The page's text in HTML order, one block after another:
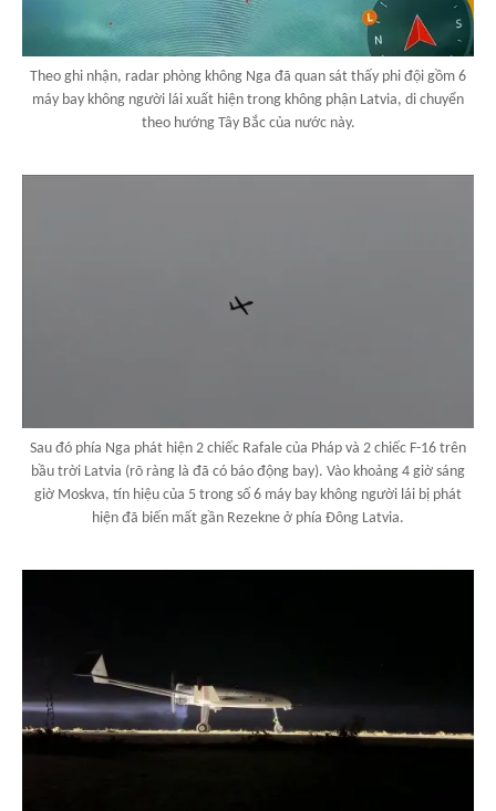
Theo ghi nhận, radar phòng không Nga đã quan sát thấy phi đội gồm 6
máy bay không người lái xuất hiện trong không phận Latvia, di chuyển
theo hướng Tây Bắc của nước này.
Sau đó phía Nga phát hiện 2 chiếc Rafale của Pháp và 2 chiếc F-16 trên
bầu trời Latvia (rõ ràng là đã có báo động bay). Vào khoảng 4 giờ sáng
giờ Moskva, tín hiệu của 5 trong số 6 máy bay không người lái bị phát
hiện đã biến mất gần Rezekne ở phía Đông Latvia.